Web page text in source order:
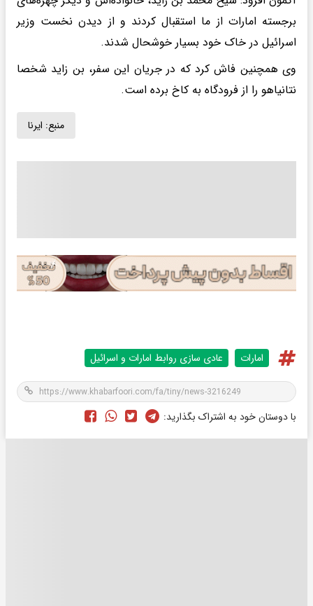
برجسته امارات از ما استقبال کردند و از دیدن نخست وزیر
اسرائیل در خاک خود بسیار خوشحال شدند.
وی همچنین فاش کرد که در جریان این سفر، بن زاید شخصا
نتانیاهو را از فرودگاه به کاخ برده است.
منبع: ایرنا
امارات عادی سازی روابط امارات و اسرائیل
با دوستان خود به اشتراک بگذارید: